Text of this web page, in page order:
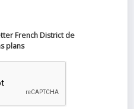
French District de
plans